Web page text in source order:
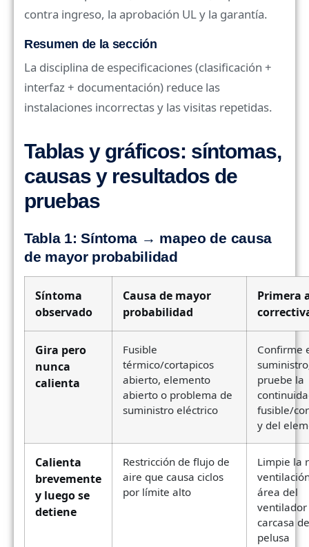
contra ingreso, la aprobación UL y la garantía.
Resumen de la sección
La disciplina de especificaciones (clasificación +
interfaz + documentación) reduce las
instalaciones incorrectas y las visitas repetidas.
Tablas y gráficos: síntomas,
causas y resultados de
pruebas
Tabla 1: Síntoma → mapeo de causa
de mayor probabilidad
Síntoma
observado
Causa de mayor
probabilidad
Primera
Gira pero
nunca
calienta
Fusible
térmico/cortapicos
abierto, elemento
abierto o problema de
suministro eléctrico
Confirme
pruebe la
fusible/
y del
Calienta
brevemente
y luego se
detiene
Restricción de flujo de
aire que causa ciclos
por límite alto
Limpie la
área del
ventilador
carcasa de
pelusa